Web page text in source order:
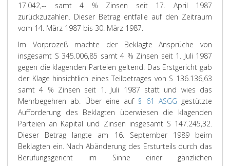
17.042,-- samt 4 % Zinsen seit 17. April 1987
zurückzuzahlen. Dieser Betrag entfalle auf den Zeitraum
vom 14. März 1987 bis 30. März 1987.
Im Vorprozeß machte der Beklagte Ansprüche von
insgesamt S 345.006,85 samt 4 % Zinsen seit 1. Juli 1987
gegen die klagenden Parteien geltend. Das Erstgericht gab
der Klage hinsichtlich eines Teilbetrages von S 136.136,63
samt 4 % Zinsen seit 1. Juli 1987 statt und wies das
Mehrbegehren ab. Über eine auf § 61 ASGG gestützte
Aufforderung des Beklagten überwiesen die klagenden
Parteien an Kapital und Zinsen insgesamt S 147.245,32.
Dieser Betrag langte am 16. September 1989 beim
Beklagten ein. Nach Abänderung des Ersturteils durch das
Berufungsgericht im Sinne einer gänzlichen